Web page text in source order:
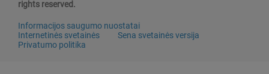
rights reserved.
Informacijos saugumo nuostatai
Internetinės svetainės
Sena svetainės versija
Privatumo politika